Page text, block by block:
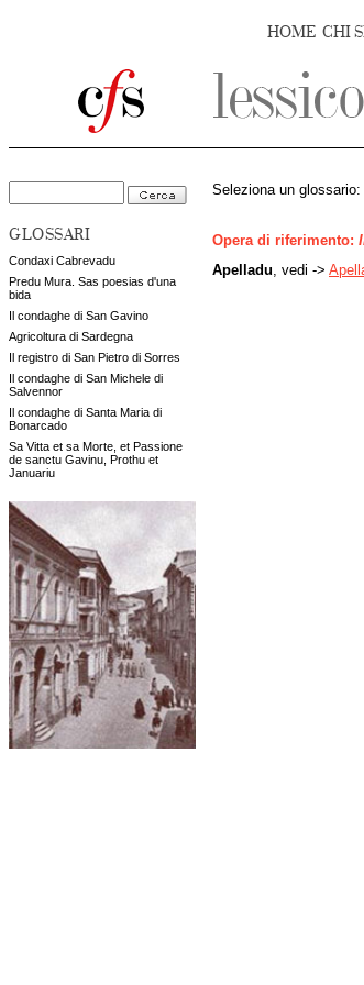
HOME CHI
GLOSSARI
Condaxi Cabrevadu
Predu Mura. Sas poesias d'una
bida
Il condaghe di San Gavino
Agricoltura di Sardegna
Il registro di San Pietro di Sorres
Il condaghe di San Michele di
Salvennor
Il condaghe di Santa Maria di
Bonarcado
Sa Vitta et sa Morte, et Passione
de sanctu Gavinu, Prothu et
Januariu
Seleziona un glossario:
Opera di riferimento:
Apelladu , vedi ->